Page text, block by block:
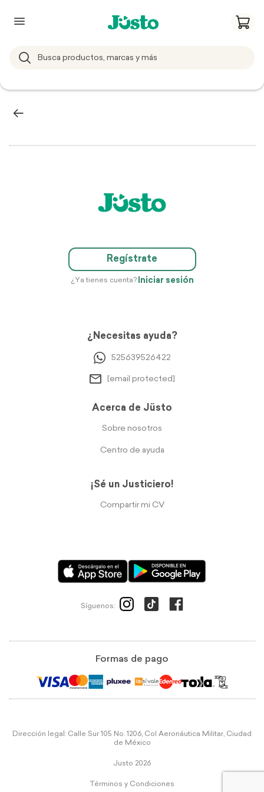
Regístrate
¿Ya tienes cuenta? Iniciar sesión
¿Necesitas ayuda?
525639526422
[email protected]
Acerca de Jüsto
Sobre nosotros
Centro de ayuda
¡Sé un Justiciero!
Compartir mi CV
Síguenos:
Formas de pago
Dirección legal: Calle Sur 105 No. 1206, Col Aeronáutica Militar, Ciudad
de México
Justo 2026
Términos y Condiciones